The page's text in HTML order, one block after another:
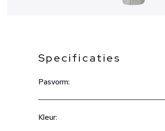
Specificaties
Pasvorm:
Kleur: